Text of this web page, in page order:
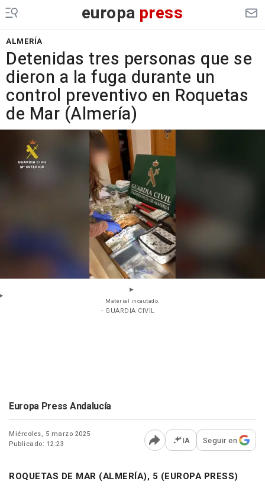
europa press
ALMERÍA
Detenidas tres personas que se
dieron a la fuga durante un
control preventivo en Roquetas
de Mar (Almería)
Material incautado.
- GUARDIA CIVIL
Europa Press Andalucía
Miércoles, 5 marzo 2025
Publicado: 12:23
Abrir opciones para
IA Seguir en
ROQUETAS DE MAR (ALMERÍA), 5 (EUROPA PRESS)